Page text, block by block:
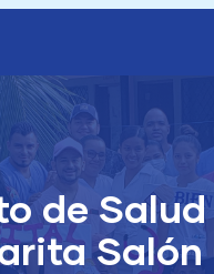
de
Salón